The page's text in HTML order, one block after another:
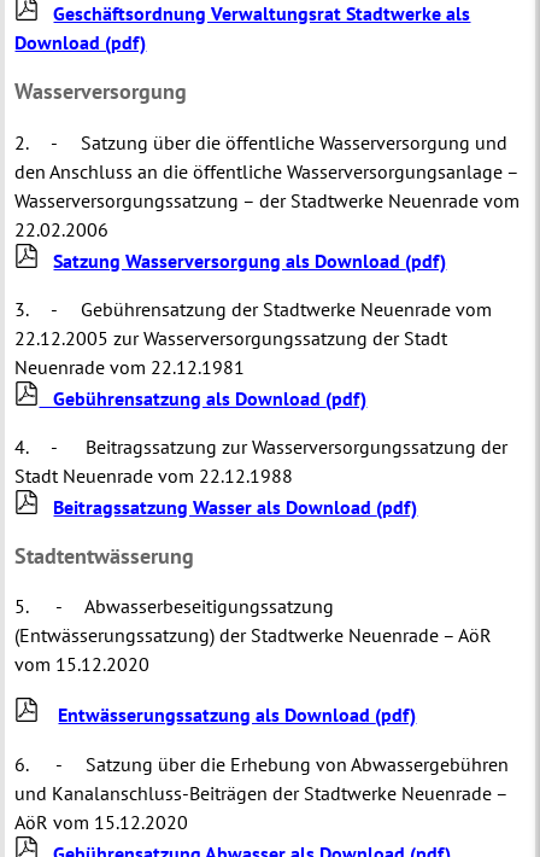
Geschäftsordnung Verwaltungsrat Stadtwerke als
Download (pdf)
Wasserversorgung
2. - Satzung über die öffentliche Wasserversorgung und
den Anschluss an die öffentliche Wasserversorgungsanlage –
Wasserversorgungssatzung – der Stadtwerke Neuenrade vom
22.02.2006
Satzung Wasserversorgung als Download (pdf)
3. - Gebührensatzung der Stadtwerke Neuenrade vom
22.12.2005 zur Wasserversorgungssatzung der Stadt
Neuenrade vom 22.12.1981
Gebührensatzung als Download (pdf)
4. - Beitragssatzung zur Wasserversorgungssatzung der
Stadt Neuenrade vom 22.12.1988
Beitragssatzung Wasser als Download (pdf)
Stadtentwässerung
5. - Abwasserbeseitigungssatzung
(Entwässerungssatzung) der Stadtwerke Neuenrade – AöR
vom 15.12.2020
Entwässerungssatzung als Download (pdf)
6. - Satzung über die Erhebung von Abwassergebühren
und Kanalanschluss-Beiträgen der Stadtwerke Neuenrade –
AöR vom 15.12.2020